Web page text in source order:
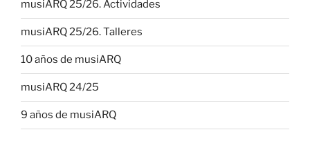
musiARQ 25/26. Actividades
musiARQ 25/26. Talleres
10 años de musiARQ
musiARQ 24/25
9 años de musiARQ